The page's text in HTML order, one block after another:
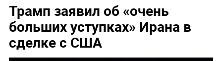
Трамп заявил об «очень
больших уступках» Ирана в
сделке с США